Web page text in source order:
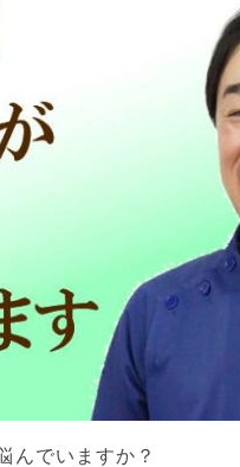
んでいますか？